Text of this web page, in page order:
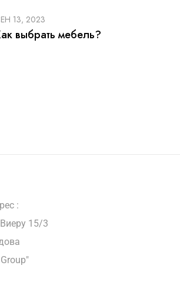
13, 2023
выбрать мебель?
:
15/3